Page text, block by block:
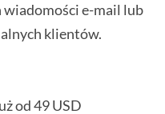
e-mail lub
klientów.
od 49 USD